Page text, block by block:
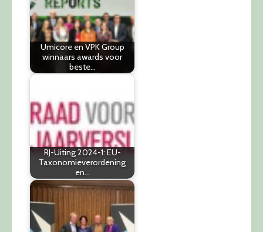
Umicore en VPK Group
winnaars awards voor
beste…
RJ-Uiting 2024-1: EU-
Taxonomieverordening
en…